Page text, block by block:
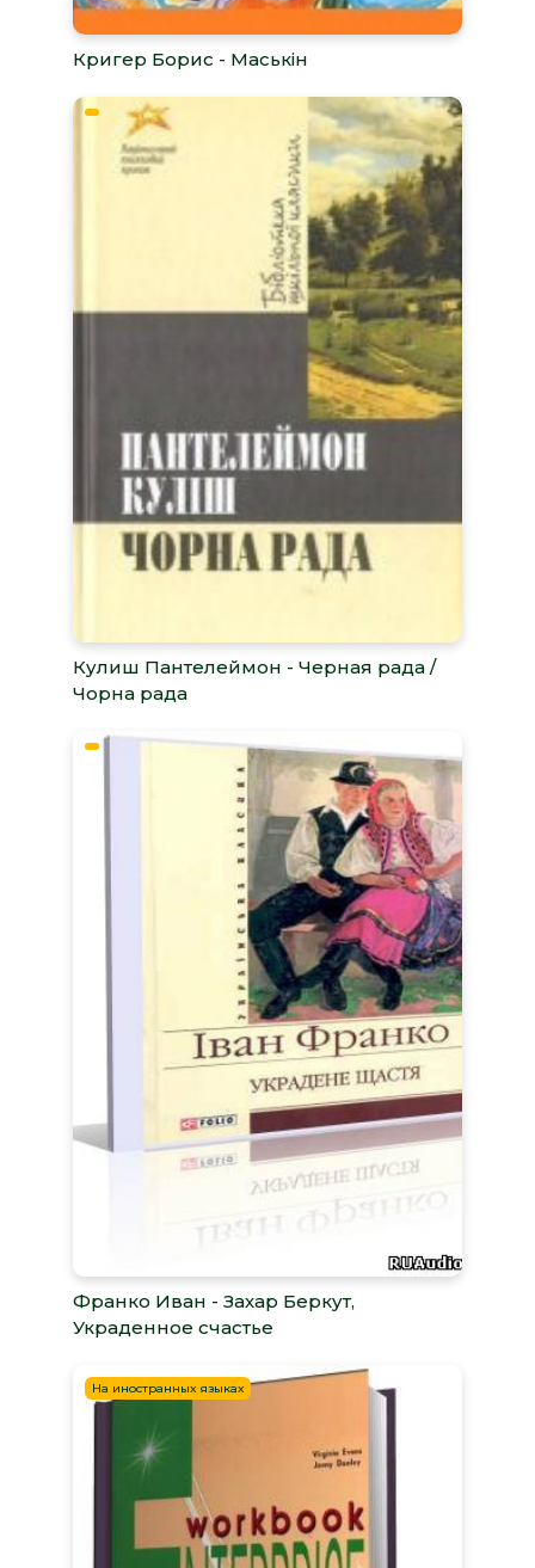
Кригер Борис - Маськiн
Кулиш Пантелеймон - Черная рада /
Чорна рада
Франко Иван - Захар Беркут,
Украденное счастье
На иностранных языках